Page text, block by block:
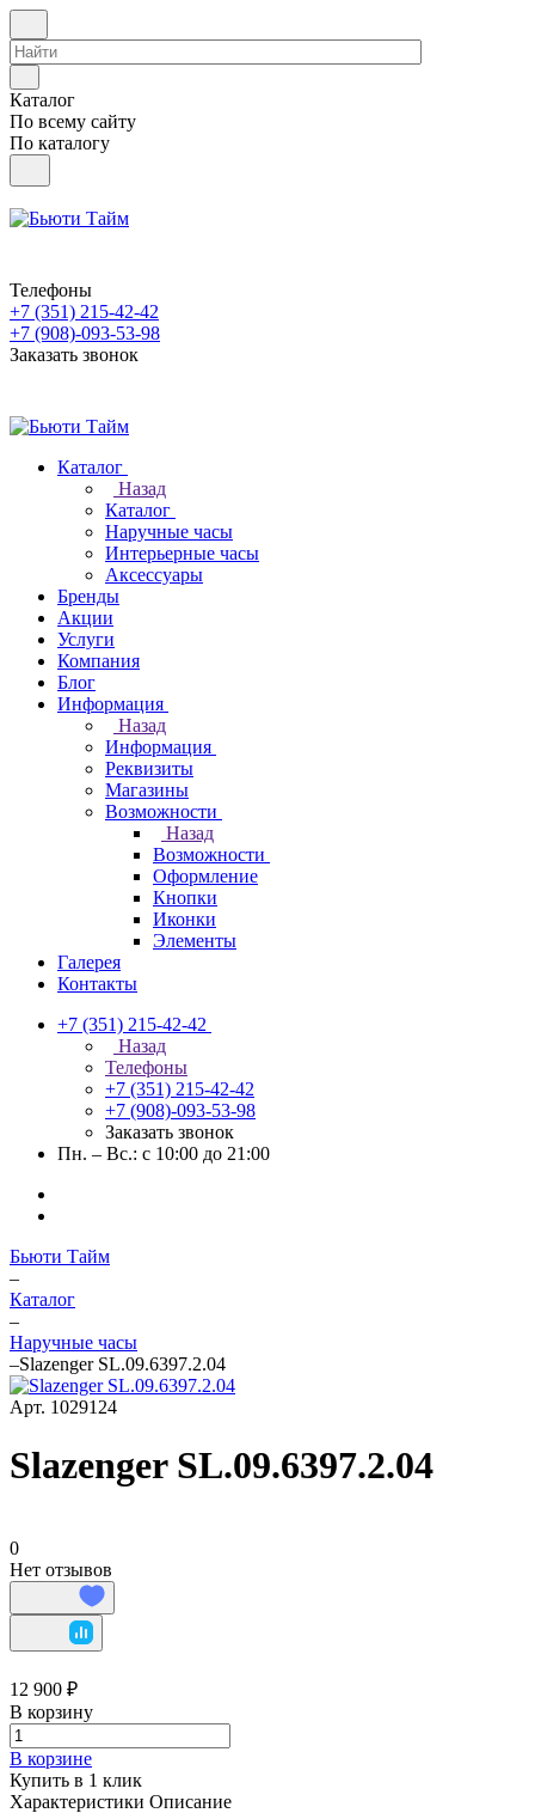
Каталог
По всему сайту
По каталогу
Телефоны
+7 (351) 215-42-42
+7 (908)-093-53-98
Заказать звонок
Каталог
Назад
Каталог
Наручные часы
Интерьерные часы
Аксессуары
Бренды
Акции
Услуги
Компания
Блог
Информация
Назад
Информация
Реквизиты
Магазины
Возможности
Назад
Возможности
Оформление
Кнопки
Иконки
Элементы
Галерея
Контакты
+7 (351) 215-42-42
Назад
Телефоны
+7 (351) 215-42-42
+7 (908)-093-53-98
Заказать звонок
Пн. – Вс.: с 10:00 до 21:00
Бьюти Тайм
–
Каталог
–
Наручные часы
–Slazenger SL.09.6397.2.04
Арт. 1029124
Slazenger SL.09.6397.2.04
0
Нет отзывов
12 900 ₽
В корзину
В корзине
Купить в 1 клик
Характеристики Описание